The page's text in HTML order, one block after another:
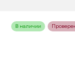
наличии
Карта